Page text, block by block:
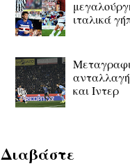
ιταλικά
και Ιντερ
Διαβάστε